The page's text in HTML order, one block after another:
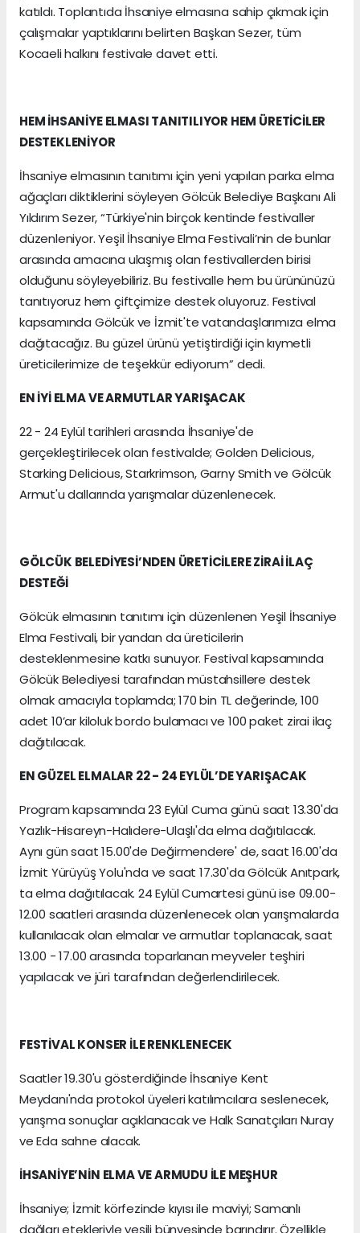
katıldı. Toplantıda İhsaniye elmasına sahip çıkmak için
çalışmalar yaptıklarını belirten Başkan Sezer, tüm
Kocaeli halkını festivale davet etti.
HEM İHSANİYE ELMASI TANITILIYOR HEM ÜRETİCİLER
DESTEKLENİYOR
İhsaniye elmasının tanıtımı için yeni yapılan parka elma
ağaçları diktiklerini söyleyen Gölcük Belediye Başkanı Ali
Yıldırım Sezer, “Türkiye'nin birçok kentinde festivaller
düzenleniyor. Yeşil İhsaniye Elma Festivali’nin de bunlar
arasında amacına ulaşmış olan festivallerden birisi
olduğunu söyleyebiliriz. Bu festivalle hem bu ürününüzü
tanıtıyoruz hem çiftçimize destek oluyoruz. Festival
kapsamında Gölcük ve İzmit'te vatandaşlarımıza elma
dağıtacağız. Bu güzel ürünü yetiştirdiği için kıymetli
üreticilerimize de teşekkür ediyorum” dedi.
EN İYİ ELMA VE ARMUTLAR YARIŞACAK
22 - 24 Eylül tarihleri arasında İhsaniye'de
gerçekleştirilecek olan festivalde; Golden Delicious,
Starking Delicious, Starkrimson, Garny Smith ve Gölcük
Armut'u dallarında yarışmalar düzenlenecek.
GÖLCÜK BELEDİYESİ’NDEN ÜRETİCİLERE ZİRAİ İLAÇ
DESTEĞİ
Gölcük elmasının tanıtımı için düzenlenen Yeşil İhsaniye
Elma Festivali, bir yandan da üreticilerin
desteklenmesine katkı sunuyor. Festival kapsamında
Gölcük Belediyesi tarafından müstahsillere destek
olmak amacıyla toplamda; 170 bin TL değerinde, 100
adet 10’ar kiloluk bordo bulamacı ve 100 paket zirai ilaç
dağıtılacak.
EN GÜZEL ELMALAR 22 - 24 EYLÜL’DE YARIŞACAK
Program kapsamında 23 Eylül Cuma günü saat 13.30'da
Yazlık-Hisareyn-Halıdere-Ulaşlı'da elma dağıtılacak.
Aynı gün saat 15.00'de Değirmendere' de, saat 16.00'da
İzmit Yürüyüş Yolu'nda ve saat 17.30'da Gölcük Anıtpark,
ta elma dağıtılacak. 24 Eylül Cumartesi günü ise 09.00-
12.00 saatleri arasında düzenlenecek olan yarışmalarda
kullanılacak olan elmalar ve armutlar toplanacak, saat
13.00 - 17.00 arasında toparlanan meyveler teşhiri
yapılacak ve jüri tarafından değerlendirilecek.
FESTİVAL KONSER İLE RENKLENECEK
Saatler 19.30'u gösterdiğinde İhsaniye Kent
Meydanı'nda protokol üyeleri katılımcılara seslenecek,
yarışma sonuçlar açıklanacak ve Halk Sanatçıları Nuray
ve Eda sahne alacak.
İHSANİYE’NİN ELMA VE ARMUDU İLE MEŞHUR
İhsaniye; İzmit körfezinde kıyısı ile maviyi; Samanlı
dağları etekleriyle yeşili bünyesinde barındırır. Özellikle